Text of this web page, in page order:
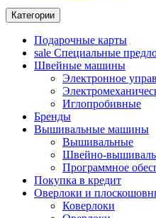
Категории
Подарочные карты
sale Специальные
Швейные машины
Электронное
Иглопробивные
Бренды
Вышивальные машины
Вышивальные
Швейно-
Программное
Покупка в кредит
Оверлоки и
Коверлоки